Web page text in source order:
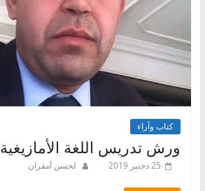
كتاب وآراء
ورش تدريس اللغة الأمازيغية
25 دجنبر 2019 لحسن أمقران